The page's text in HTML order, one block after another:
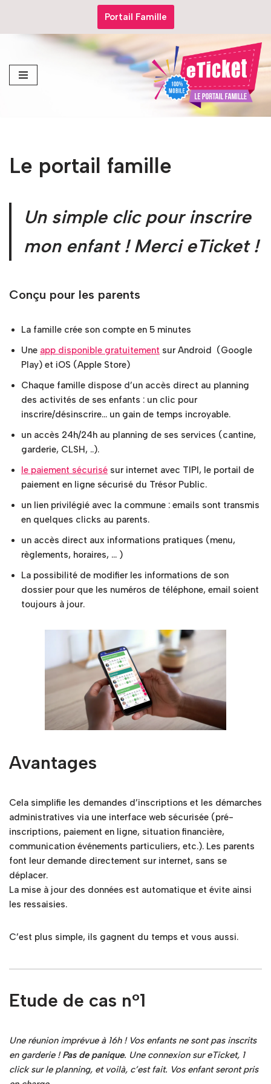
Aller
Portail Famille
Le portail famille
Un simple clic pour inscrire
mon enfant ! Merci eTicket !
Conçu pour les parents
La famille crée son compte en 5 minutes
Une app disponible gratuitement sur Android (Google
Play) et iOS (Apple Store)
Chaque famille dispose d’un accès direct au planning
des activités de ses enfants : un clic pour
inscrire/désinscrire… un gain de temps incroyable.
un accès 24h/24h au planning de ses services (cantine,
garderie, CLSH, ..).
le paiement sécurisé sur internet avec TIPI, le portail de
paiement en ligne sécurisé du Trésor Public.
un lien privilégié avec la commune : emails sont transmis
en quelques clicks au parents.
un accès direct aux informations pratiques (menu,
règlements, horaires, … )
La possibilité de modifier les informations de son
dossier pour que les numéros de téléphone, email soient
toujours à jour.
Avantages
Cela simplifie les demandes d’inscriptions et les démarches
administratives via une interface web sécurisée (pré-
inscriptions, paiement en ligne, situation financière,
communication événements particuliers, etc.). Les parents
font leur demande directement sur internet, sans se
déplacer.
La mise à jour des données est automatique et évite ainsi
les ressaisies.
C’est plus simple, ils gagnent du temps et vous aussi.
Etude de cas n°1
Une réunion imprévue à 16h ! Vos enfants ne sont pas inscrits
en garderie !Pas de panique. Une connexion sur eTicket, 1
click sur le planning, et voilà, c’est fait. Vos enfant seront pris